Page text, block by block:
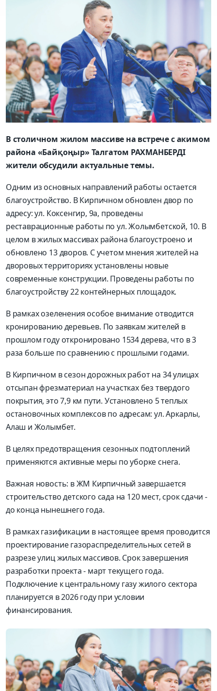
В столичном жилом массиве на встрече с акимом
района «Байқоңыр» Талгатом РАХМАНБЕРДІ
жители обсудили актуальные темы.
Одним из основных направлений работы остается
благоустройство. В Кирпичном обновлен двор по
адресу: ул. Коксенгир, 9а, проведены
реставрационные работы по ул. Жолымбетской, 10. В
целом в жилых массивах района благоустроено и
обновлено 13 дворов. С учетом мнения жителей на
дворовых территориях установлены новые
современные конструкции. Проведены работы по
благоустройству 22 контейнерных площадок.
В рамках озеленения особое внимание отводится
кронированию деревьев. По заявкам жителей в
прошлом году откронировано 1534 дерева, что в 3
раза больше по сравнению с прошлыми годами.
В Кирпичном в сезон дорожных работ на 34 улицах
отсыпан фрезматериал на участках без твердого
покрытия, это 7,9 км пути. Установлено 5 теплых
остановочных комплексов по адресам: ул. Аркарлы,
Алаш и Жолымбет.
В целях предотвращения сезонных подтоплений
применяются активные меры по уборке снега.
Важная новость: в ЖМ Кирпичный завершается
строительство детского сада на 120 мест, срок сдачи -
до конца нынешнего года.
В рамках газификации в настоящее время проводится
проектирование газораспределительных сетей в
разрезе улиц жилых массивов. Срок завершения
разработки проекта - март текущего года.
Подключение к центральному газу жилого сектора
планируется в 2026 году при условии
финансирования.